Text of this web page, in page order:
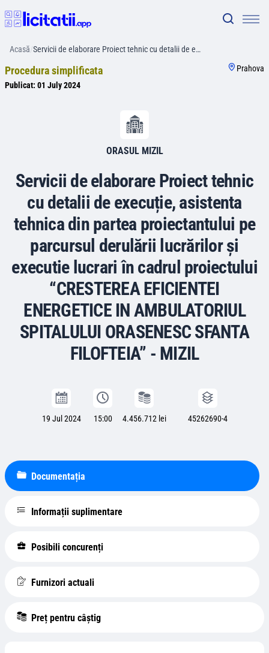
Acasă/Servicii de elaborare Proiect tehnic cu detalii de e…
Procedura simplificata
Publicat: 01 July 2024
Prahova
ORASUL MIZIL
Servicii de elaborare Proiect tehnic
cu detalii de execuție, asistenta
tehnica din partea proiectantului pe
parcursul derulării lucrărilor și
executie lucrari în cadrul proiectului
“CRESTEREA EFICIENTEI
ENERGETICE IN AMBULATORIUL
SPITALULUI ORASENESC SFANTA
FILOFTEIA” - MIZIL
19 Jul 2024 15:00 4.456.712 lei 45262690-4
Documentația
Informații suplimentare
Posibili concurenți
Furnizori actuali
Preț pentru câștig